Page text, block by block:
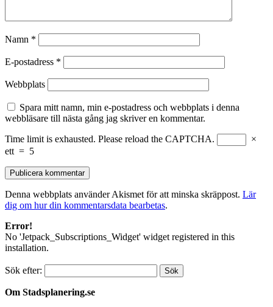
Namn *
E-postadress *
Webbplats
Spara mitt namn, min e-postadress och webbplats i denna
webbläsare till nästa gång jag skriver en kommentar.
Time limit is exhausted. Please reload the CAPTCHA.
×
ett = 5
Denna webbplats använder Akismet för att minska skräppost. Lär
dig om hur din kommentarsdata bearbetas.
Error!
No 'Jetpack_Subscriptions_Widget' widget registered in this
installation.
Sök efter:
Om Stadsplanering.se